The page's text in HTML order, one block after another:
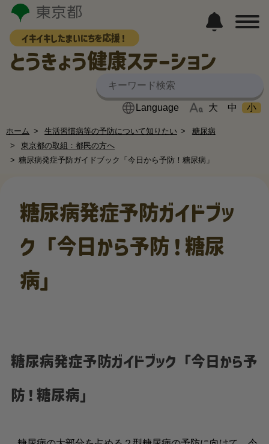
イキイキしたまいにちを応援！
とうきょう健康ステーション
大 中 小
ホーム 生活習慣病等の予防について知りたい
糖尿病
東京都の取組：都民の方へ
糖尿病発症予防ガイドブック「今日から予防！糖尿病」
糖尿病発症予防ガイドブッ
ク「今日から予防！糖尿
病」
糖尿病発症予防ガイドブック「今日から予
防！糖尿病」